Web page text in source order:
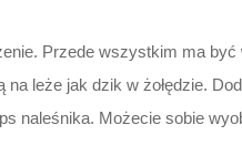
Przede wszystkim ma być
na leże jak dzik w żołędzie.
naleśnika. Możecie sobie